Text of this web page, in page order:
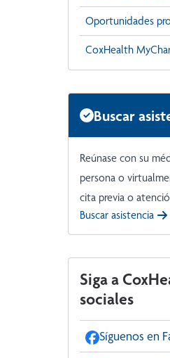
Oportunidades
CoxHealth
Buscar
Reúnase con su
persona o
cita previa o
Buscar asistencia
Siga a
sociales
Síguenos en